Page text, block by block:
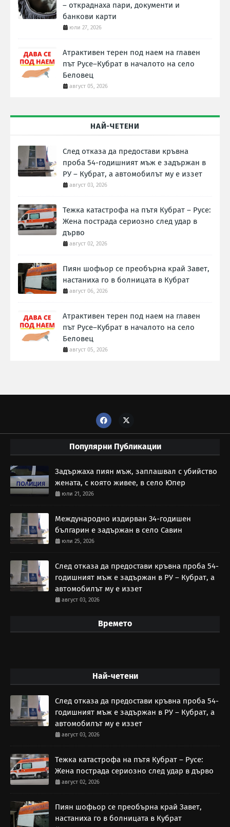
– откраднаха пари, документи и
банкови карти
юли 27, 2026
Атрактивен терен под наем на главен
път Русе–Кубрат в началото на село
Беловец
август 05, 2026
НАЙ-ЧЕТЕНИ
След отказа да предостави кръвна
проба 54-годишният мъж е задържан в
РУ – Кубрат, а автомобилът му е иззет
август 03, 2026
Тежка катастрофа на пътя Кубрат – Русе:
Жена пострада сериозно след удар в
дърво
август 02, 2026
Пиян шофьор се преобърна край Завет,
настаниха го в болницата в Кубрат
август 06, 2026
Атрактивен терен под наем на главен
път Русе–Кубрат в началото на село
Беловец
август 05, 2026
Популярни Публикации
Задържаха пиян мъж, заплашвал с убийство
жената, с която живее, в село Юпер
юли 21, 2026
Международно издирван 34-годишен
българин е задържан в село Савин
юли 25, 2026
След отказа да предостави кръвна проба 54-
годишният мъж е задържан в РУ – Кубрат, а
автомобилът му е иззет
август 03, 2026
Времето
Най-четени
След отказа да предостави кръвна проба 54-
годишният мъж е задържан в РУ – Кубрат, а
автомобилът му е иззет
август 03, 2026
Тежка катастрофа на пътя Кубрат – Русе:
Жена пострада сериозно след удар в дърво
август 02, 2026
Пиян шофьор се преобърна край Завет,
настаниха го в болницата в Кубрат